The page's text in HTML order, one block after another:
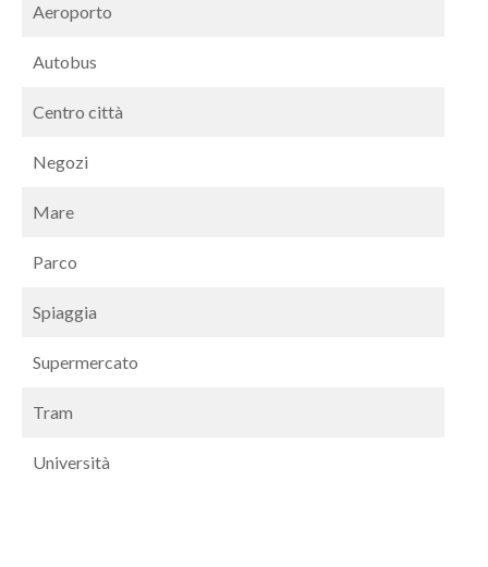
Aeroporto
Autobus
Centro città
Negozi
Mare
Parco
Spiaggia
Supermercato
Tram
Università